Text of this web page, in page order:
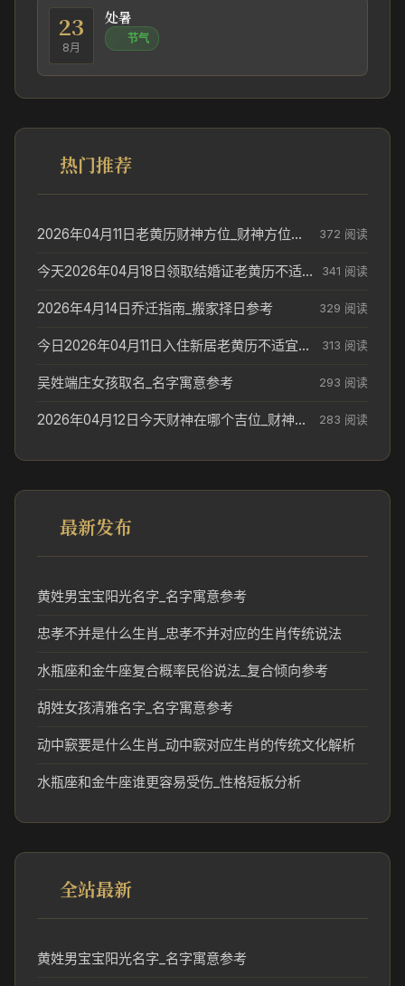
23
8月
处暑
节气
热门推荐
2026年04月11日老黄历财神方位_财神方位与供奉讲究 372 阅读
今天2026年04月18日领取结婚证老黄历不适合吗_领证日期参考 341 阅读
2026年4月14日乔迁指南_搬家择日参考 329 阅读
今日2026年04月11日入住新居老黄历不适宜吗_搬家择日参考 313 阅读
吴姓端庄女孩取名_名字寓意参考 293 阅读
2026年04月12日今天财神在哪个吉位_财神方位参考 283 阅读
最新发布
黄姓男宝宝阳光名字_名字寓意参考
忠孝不并是什么生肖_忠孝不并对应的生肖传统说法
水瓶座和金牛座复合概率民俗说法_复合倾向参考
胡姓女孩清雅名字_名字寓意参考
动中窾要是什么生肖_动中窾对应生肖的传统文化解析
水瓶座和金牛座谁更容易受伤_性格短板分析
全站最新
黄姓男宝宝阳光名字_名字寓意参考